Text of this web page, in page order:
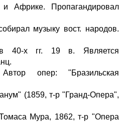
Африке. Пропагандировал
музыку вост. народов.
в 40-х гг. 19 в. Является
опер: "Бразильская
(1859, т-р "Гранд-Опера",
Мура, 1862, т-р "Опера